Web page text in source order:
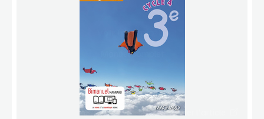
Voir la démo
Manuel complet
Commander l'article